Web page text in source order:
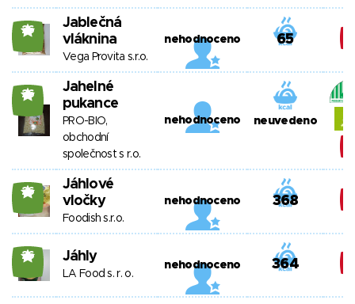
26
Jablečná
vláknina
Vega Provita s.r.o.
nehodnoceno 65
26
Jahelné
pukance
PRO-BIO,
obchodní
společnost s r.o.
nehodnoceno neuvedeno
26
Jáhlové
vločky
Foodish s.r.o.
nehodnoceno 368
26 Jáhly
LA Food s. r. o.
nehodnoceno 364